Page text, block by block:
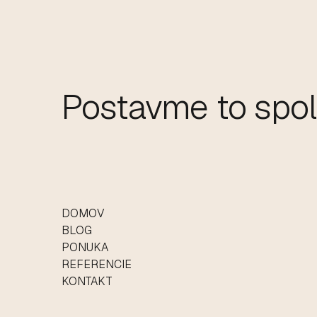
Postavme to
DOMOV
BLOG
PONUKA
REFERENCIE
KONTAKT